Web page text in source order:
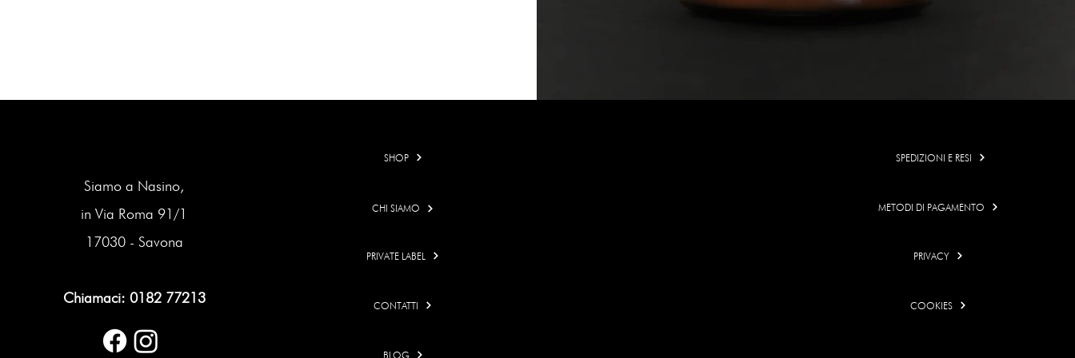
Siamo a Nasino,
in Via Roma 91/1
17030 - Savona
Chiamaci: 0182 77213
SHOP
CHI SIAMO
PRIVATE LABEL
CONTATTI
BLOG
SPEDIZIONI E RESI
METODI DI PAGAMENTO
PRIVACY
COOKIES